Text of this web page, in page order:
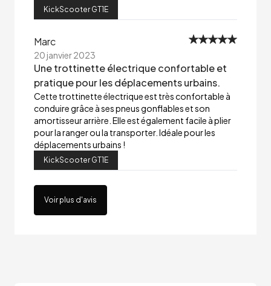
KickScooter GT1E
Marc
20 janvier 2023
Une trottinette électrique confortable et
pratique pour les déplacements urbains.
Cette trottinette électrique est très confortable à
conduire grâce à ses pneus gonflables et son
amortisseur arrière. Elle est également facile à plier
pour la ranger ou la transporter. Idéale pour les
déplacements urbains !
KickScooter GT1E
Voir plus d'avis